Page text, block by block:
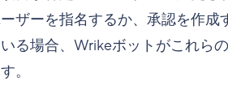
ザーを指名するか、承認を作成
る場合、Wrikeボットがこれら
。